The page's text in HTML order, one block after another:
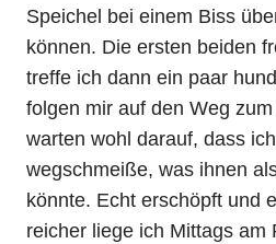
Speichel bei einem Biss
können. Die ersten beiden
treffe ich dann ein paar
folgen mir auf den Weg
warten wohl darauf, dass
wegschmeiße, was ihnen
könnte. Echt erschöpft und
reicher liege ich Mittags am